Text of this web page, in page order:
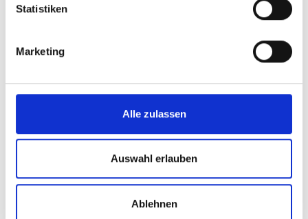
Statistiken
Marketing
Alle zulassen
Auswahl erlauben
Ablehnen